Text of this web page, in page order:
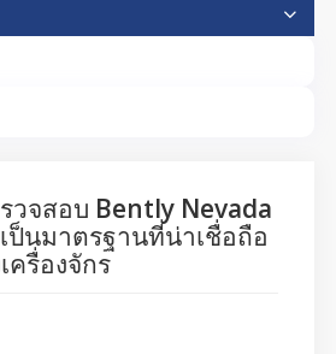
วจสอบ Bently Nevada
ป็นมาตรฐานที่น่าเชื่อถือ
ครื่องจักร